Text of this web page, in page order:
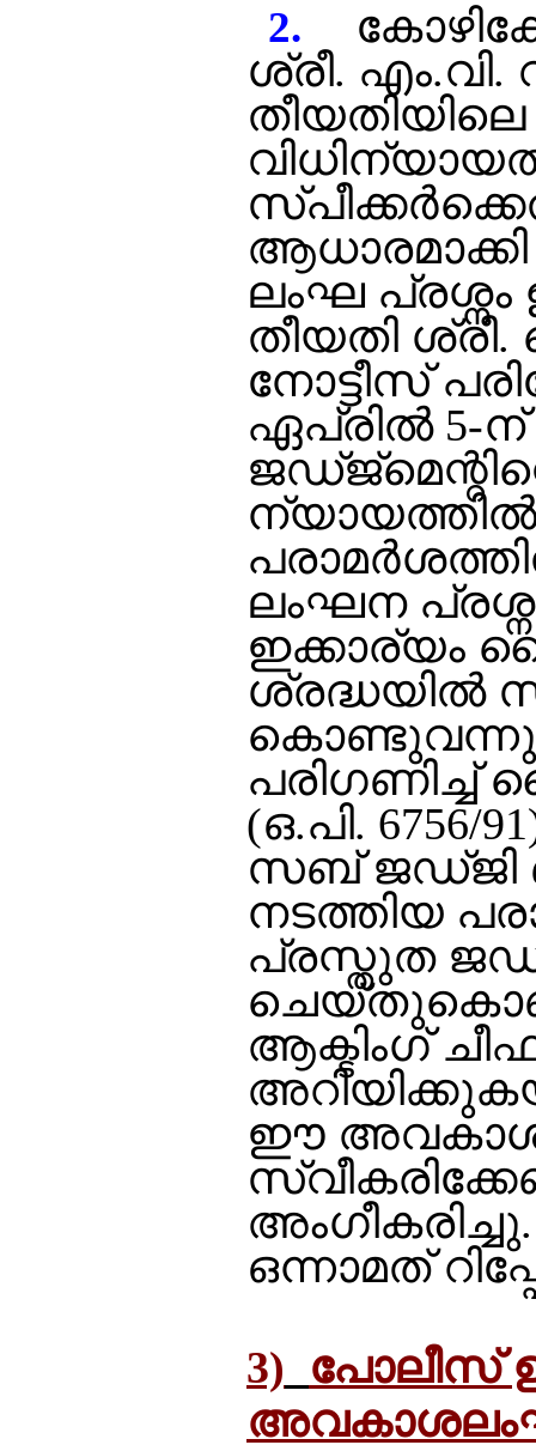
2.
ശ്രീ.
ലംഘ പ്രശ്നം
തീയതി
നോട്ടീസ്
ഏപ്രില്‍ 5-ന്
ന്യായത്തില്‍
ലംഘന
ഇക്കാര്യം
ശ്രദ്ധയില്‍
പരിഗണിച്ച്
(ഒ.പി.
സബ് ജഡ്ജി
നടത്തിയ
പ്രസ്തുത
ആക്ടിംഗ്
ഈ അവകാശ
ഒന്നാമത്
3) പോലീസ്